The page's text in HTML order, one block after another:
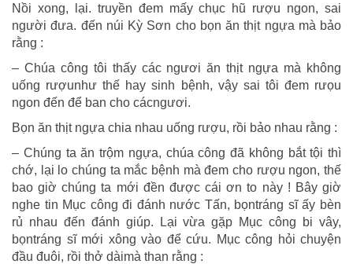
Nồi xong, lại. truyền đem mấy chục hũ rượu ngon, sai
người đưa. đến núi Kỳ Sơn cho bọn ăn thịt ngựa mà bảo
rằng :
– Chúa công tôi thấy các ngươi ăn thịt ngựa mà không
uống rượunhư thế hay sinh bệnh, vậy sai tôi đem rưọu
ngon đến để ban cho cácngươi.
Bọn ăn thịt ngựa chia nhau uống rượu, rồi bảo nhau rằng :
– Chúng ta ăn trộm ngựa, chúa công đã không bắt tội thì
chớ, lại lo chúng ta mắc bệnh mà đem cho rượu ngon, thế
bao giờ chúng ta mới đền được cái ơn to này ! Bây giờ
nghe tin Mục công đi đánh nước Tấn, bọntráng sĩ ấy bèn
rủ nhau đến đánh giúp. Lại vừa gặp Mục công bi vây,
bọntráng sĩ mới xông vào để cứu. Mục công hỏi chuyện
đầu đuôi, rồi thở dàimà than rằng :